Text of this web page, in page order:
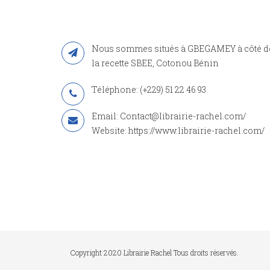
Nous sommes situés à GBEGAMEY à côté
la recette SBEE, Cotonou Bénin
Téléphone: (+229) 51 22 46 93
Email: Contact@librairie-rachel.com/
Website: https://www.librairie-rachel.com/
Copyright 2020 Librairie Rachel Tous droits réservés.